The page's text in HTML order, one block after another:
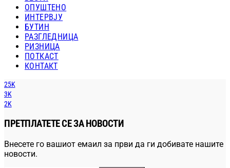
ОПУШТЕНО
ИНТЕРВЈУ
БУТИН
РАЗГЛЕДНИЦА
РИЗНИЦА
ПОТКАСТ
КОНТАКТ
25K
3K
2K
ПРЕТПЛАТЕТЕ СЕ ЗА НОВОСТИ
Внесете го вашиот емаил за први да ги добивате нашите
новости.